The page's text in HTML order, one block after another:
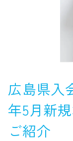
広島県入
年5月新
ご紹介